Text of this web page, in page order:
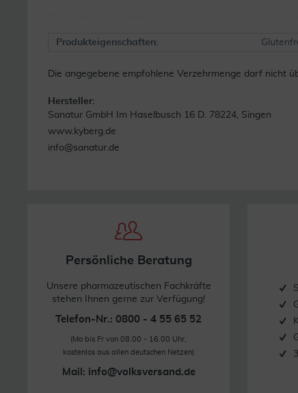
Quelle: www.sanatur.de und www.shop.spirusana.de
Nettofüllmenge 85,00 g/
Produkteigenschaften:
Die angegebene empfohlene Verzehrmenge darf nicht
Hersteller:
Sanatur GmbH Im Haselbusch 16 D. 78224, Singen
www.kyberg.de
info@sanatur.de
Persönliche Beratung
Unsere pharmazeutischen Fachkräfte
stehen Ihnen gerne zur Verfügung!
Telefon-Nr.: 0800 - 4 55 65 52
(Mo bis Fr von 08.00 - 16.00 Uhr,
kostenlos aus allen deutschen Netzen)
Mail: info@volksversand.de